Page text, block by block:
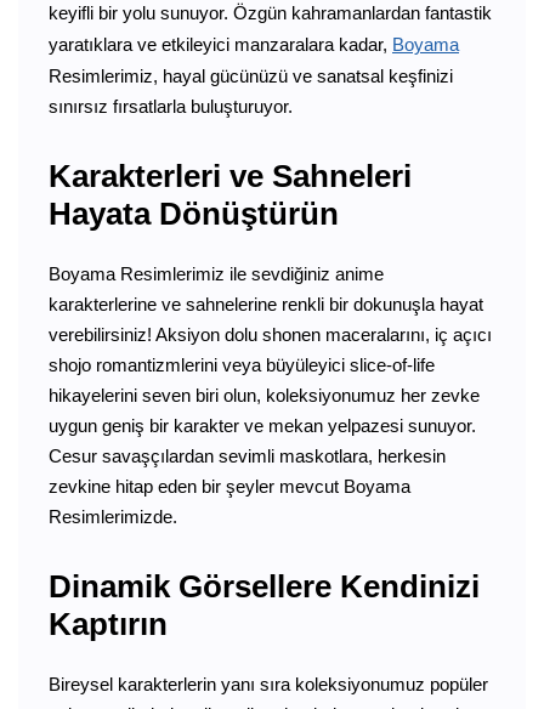
keyifli bir yolu sunuyor. Özgün kahramanlardan fantastik
yaratıklara ve etkileyici manzaralara kadar, Boyama
Resimlerimiz, hayal gücünüzü ve sanatsal keşfinizi
sınırsız fırsatlarla buluşturuyor.
Karakterleri ve Sahneleri
Hayata Dönüştürün
Boyama Resimlerimiz ile sevdiğiniz anime
karakterlerine ve sahnelerine renkli bir dokunuşla hayat
verebilirsiniz! Aksiyon dolu shonen maceralarını, iç açıcı
shojo romantizmlerini veya büyüleyici slice-of-life
hikayelerini seven biri olun, koleksiyonumuz her zevke
uygun geniş bir karakter ve mekan yelpazesi sunuyor.
Cesur savaşçılardan sevimli maskotlara, herkesin
zevkine hitap eden bir şeyler mevcut Boyama
Resimlerimizde.
Dinamik Görsellere Kendinizi
Kaptırın
Bireysel karakterlerin yanı sıra koleksiyonumuz popüler